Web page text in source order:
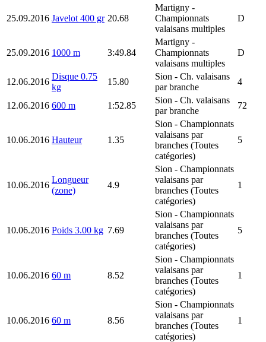
25.09.2016 Javelot 400 gr 20.68
Martigny -
Championnats
valaisans multiples
D
25.09.2016 1000 m 3:49.84
Martigny -
Championnats
valaisans multiples
D
12.06.2016
Disque 0.75
kg
15.80
Sion - Ch. valaisans
par branche
4
12.06.2016 600 m 1:52.85
Sion - Ch. valaisans
par branche
72
10.06.2016 Hauteur 1.35
Sion - Championnats
valaisans par
branches (Toutes
catégories)
5
10.06.2016
Longueur
(zone)
4.9
Sion - Championnats
valaisans par
branches (Toutes
catégories)
1
10.06.2016 Poids 3.00 kg 7.69
Sion - Championnats
valaisans par
branches (Toutes
catégories)
5
10.06.2016 60 m 8.52
Sion - Championnats
valaisans par
branches (Toutes
catégories)
1
10.06.2016 60 m 8.56
Sion - Championnats
valaisans par
branches (Toutes
catégories)
1